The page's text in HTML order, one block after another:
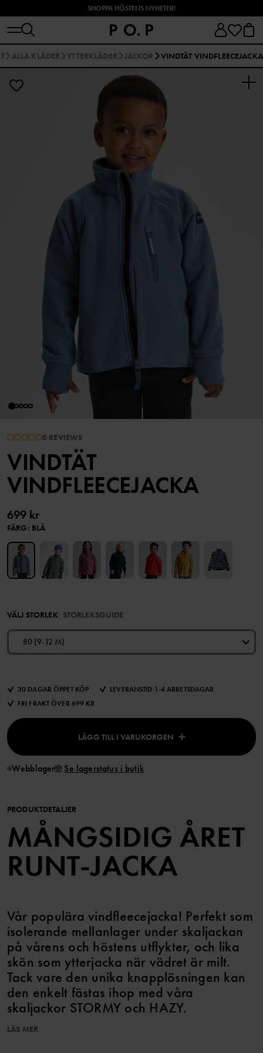
SHOPPA HÖSTENS NYHETER!
ALLA KLÄDER YTTERKLÄDER JACKOR VINDTÄT VINDFLEECEJACKA
0 REVIEWS
VINDTÄT
VINDFLEECEJACKA
699 kr
FÄRG: BLÅ
VÄLJ STORLEK STORLEKSGUIDE
80 (9-12 M)
30 DAGAR ÖPPET KÖP
LEVERANSTID 1-4 ARBETSDAGAR
FRI FRAKT ÖVER 699 KR
LÄGG TILL I VARUKORGEN
Webblager Se lagerstatus i butik
PRODUKTDETALJER
MÅNGSIDIG ÅRET
RUNT-JACKA
Vår populära vindfleecejacka! Perfekt som
isolerande mellanlager under skaljackan
på vårens och höstens utflykter, och lika
skön som ytterjacka när vädret är milt.
Tack vare den unika knapplösningen kan
den enkelt fästas ihop med våra
skaljackor STORMY och HAZY.
LÄS MER